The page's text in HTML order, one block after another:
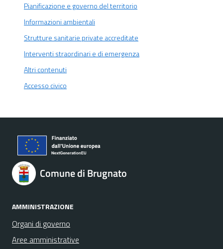
Pianificazione e governo del territorio
Informazioni ambientali
Strutture sanitarie private accreditate
Interventi straordinari e di emergenza
Altri contenuti
Accesso civico
Comune di Brugnato
AMMINISTRAZIONE
Organi di governo
Aree amministrative